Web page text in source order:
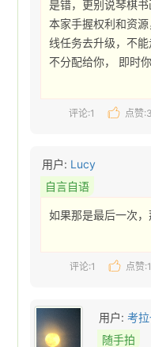
是错，更别说琴棋
本家手握权利和资
线任务去升级，不
不分配给你， 即时
评论:1 点赞:3
用户: Lucy
自言自语
如果那是最后一次
评论:1 点赞:1
用户:考
随手拍